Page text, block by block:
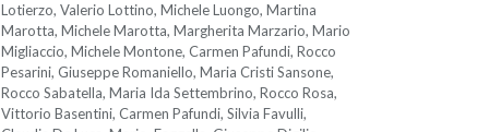
Lotierzo, Valerio Lottino, Michele Luongo, Martina
Marotta, Michele Marotta, Margherita Marzario, Mario
Migliaccio, Michele Montone, Carmen Pafundi, Rocco
Pesarini, Giuseppe Romaniello, Maria Cristi Sansone,
Rocco Sabatella, Maria Ida Settembrino, Rocco Rosa,
Vittorio Basentini, Carmen Pafundi, Silvia Favulli,